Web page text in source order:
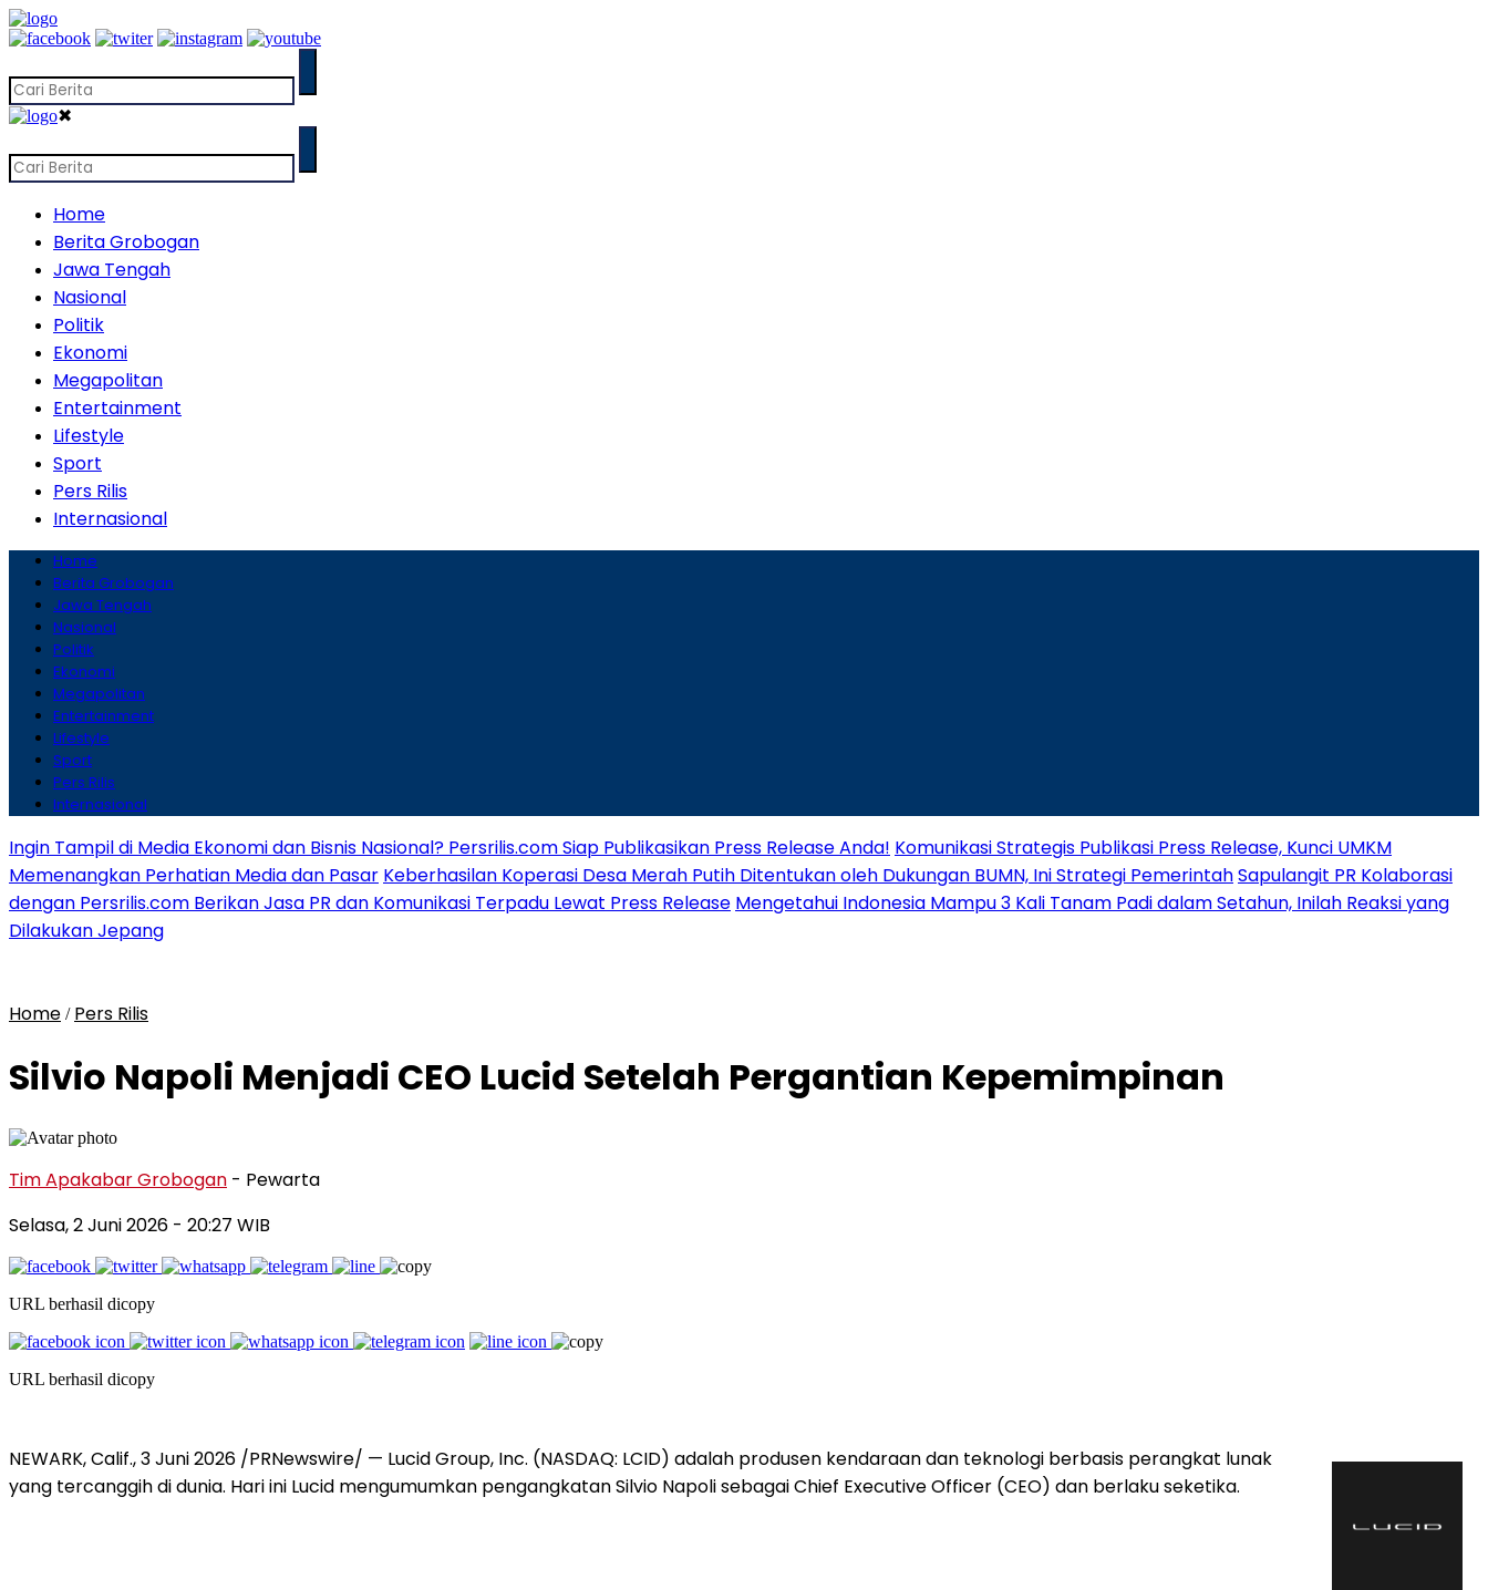
✖
Home
Berita Grobogan
Jawa Tengah
Nasional
Politik
Ekonomi
Megapolitan
Entertainment
Lifestyle
Sport
Pers Rilis
Internasional
Home
Berita Grobogan
Jawa Tengah
Nasional
Politik
Ekonomi
Megapolitan
Entertainment
Lifestyle
Sport
Pers Rilis
Internasional
Ingin Tampil di Media Ekonomi dan Bisnis Nasional? Persrilis.com Siap Publikasikan Press Release Anda! Komunikasi Strategis Publikasi Press Release, Kunci UMKM
Memenangkan Perhatian Media dan Pasar Keberhasilan Koperasi Desa Merah Putih Ditentukan oleh Dukungan BUMN, Ini Strategi PemerintahSapulangit PR Kolaborasi
dengan Persrilis.com Berikan Jasa PR dan Komunikasi Terpadu Lewat Press Release Mengetahui Indonesia Mampu 3 Kali Tanam Padi dalam Setahun, Inilah Reaksi yang
Dilakukan Jepang
Home / Pers Rilis
Silvio Napoli Menjadi CEO Lucid Setelah Pergantian Kepemimpinan
Tim Apakabar Grobogan - Pewarta
Selasa, 2 Juni 2026 - 20:27 WIB
URL berhasil dicopy
URL berhasil dicopy
NEWARK, Calif.,3 Juni 2026 /PRNewswire/ — Lucid Group, Inc. (NASDAQ: LCID) adalah produsen kendaraan dan teknologi berbasis perangkat lunak
yang tercanggih di dunia. Hari ini Lucid mengumumkan pengangkatan Silvio Napoli sebagai Chief Executive Officer (CEO) dan berlaku seketika.